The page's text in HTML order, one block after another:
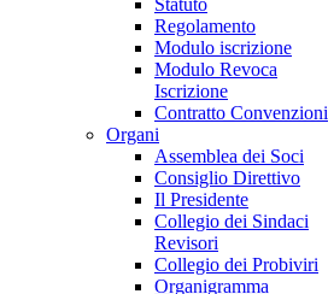
Regolamento
Modulo iscrizione
Modulo Revoca
Iscrizione
Contratto Convenzioni
Organi
Assemblea dei Soci
Consiglio Direttivo
Il Presidente
Collegio dei Sindaci
Revisori
Collegio dei Probiviri
Organigramma